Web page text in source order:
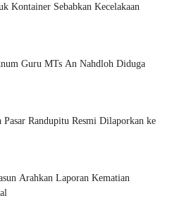
Kontainer Sebabkan Kecelakaan
Guru MTs An Nahdloh Diduga
Randupitu Resmi Dilaporkan ke
Arahkan Laporan Kematian